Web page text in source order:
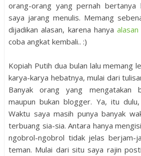
orang-orang yang pernah bertanya
saya jarang menulis. Memang
dijadikan alasan, karena hanya alasan
coba angkat kembali.. :)
Kopiah Putih dua bulan lalu memang
karya-karya hebatnya, mulai dari
Banyak orang yang mengatakan
maupun bukan blogger. Ya, itu
Waktu saya masih punya banyak
terbuang sia-sia. Antara hanya
ngobrol-ngobrol tidak jelas berjam-
teman. Mulai dari situ saya rajin